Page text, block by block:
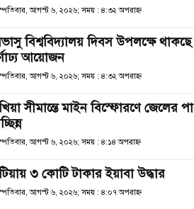
আগস্ট ৬, ২০২৬; সময় : ৪:৩২ অপরাহ্ণ
বিশ্ববিদ্যালয় দিবস উপলক্ষে থাকছে
আয়োজন
আগস্ট ৬, ২০২৬; সময় : ৪:৩২ অপরাহ্ণ
সীমান্তে মাইন বিস্ফোরণে জেলের পা
আগস্ট ৬, ২০২৬; সময় : ৪:১৪ অপরাহ্ণ
৩ কোটি টাকার ইয়াবা উদ্ধার
আগস্ট ৬, ২০২৬; সময় : ৪:০৭ অপরাহ্ণ